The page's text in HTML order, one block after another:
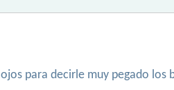
para decirle muy pegado los